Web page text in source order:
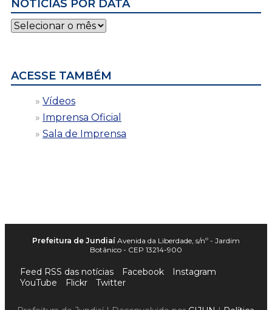
NOTÍCIAS POR DATA
Notícias
por
ACESSE TAMBÉM
Vídeos
Imprensa Oficial
Sala de Imprensa
Prefeitura de Jundiaí Avenida da Liberdade, s/nº - Jardim
Botânico - CEP 13214-900
Feed RSS das notícias Facebook
Instagram
YouTube
Flickr Twitter